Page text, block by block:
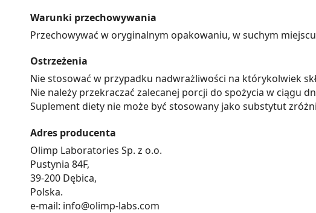
Warunki przechowywania
Przechowywać w oryginalnym opakowaniu, w suchym
Ostrzeżenia
Nie stosować w przypadku nadwrażliwości na którykolwiek
Nie należy przekraczać zalecanej porcji do spożycia w ciągu
Suplement diety nie może być stosowany jako substytut
Adres producenta
Olimp Laboratories Sp. z o.o.
Pustynia 84F,
39-200 Dębica,
Polska.
e-mail: info@olimp-labs.com